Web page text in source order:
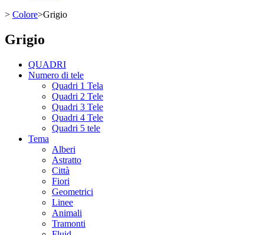
> Colore>Grigio
Grigio
QUADRI
Numero di tele
Quadri 1 Tela
Quadri 2 Tele
Quadri 3 Tele
Quadri 4 Tele
Quadri 5 tele
Tema
Alberi
Astratto
Città
Fiori
Geometrici
Linee
Animali
Tramonti